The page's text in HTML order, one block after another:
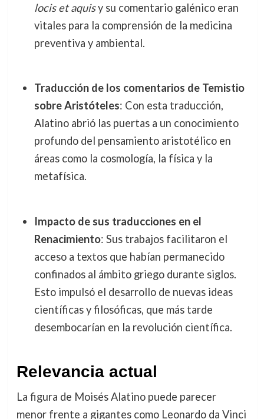
locis et aquisy su comentario galénico eran
vitales para la comprensión de la medicina
preventiva y ambiental.
Traducción de los comentarios de Temistio
sobre Aristóteles: Con esta traducción,
Alatino abrió las puertas a un conocimiento
profundo del pensamiento aristotélico en
áreas como la cosmología, la física y la
metafísica.
Impacto de sus traducciones en el
Renacimiento: Sus trabajos facilitaron el
acceso a textos que habían permanecido
confinados al ámbito griego durante siglos.
Esto impulsó el desarrollo de nuevas ideas
científicas y filosóficas, que más tarde
desembocarían en la revolución científica.
Relevancia actual
La figura de Moisés Alatino puede parecer
menor frente a gigantes como Leonardo da Vinci